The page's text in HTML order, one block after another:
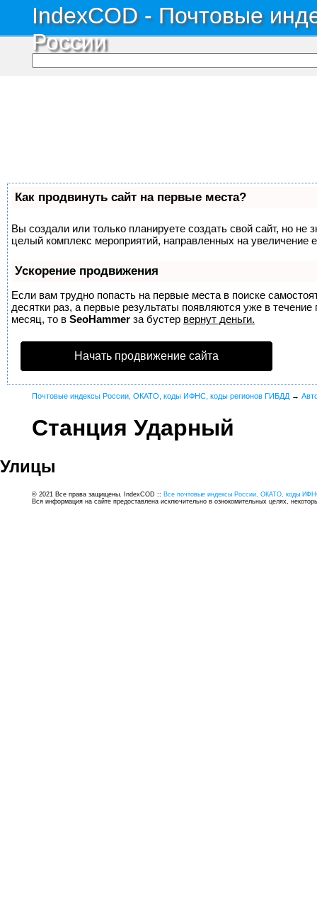
IndexCOD - Почтовые
России
Как продвинуть сайт на первые места?
Вы создали или только планируете создать свой сайт, но не
целый комплекс мероприятий, направленных на увеличение
Ускорение продвижения
Если вам трудно попасть на первые места в поиске
десятки раз, а первые результаты появляются уже в
месяц, то в SeoHammer за бустер вернут деньги.
Начать продвижение сайта
Почтовые индексы России, ОКАТО, коды ИФНС, коды регионов ГИБДД →
Станция Ударный
Улицы
© 2021 Все права защищены. IndexCOD :: Все почтовые индексы России, ОКАТО, коды
Вся информация на сайте предоставлена исключительно в ознокомительных целях,